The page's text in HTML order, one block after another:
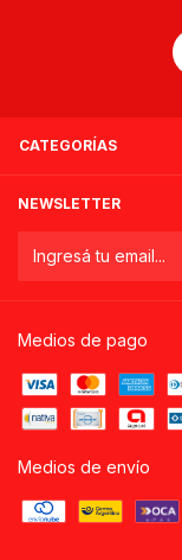
CATEGORÍAS
NEWSLETTER
Medios de pago
Medios de envío